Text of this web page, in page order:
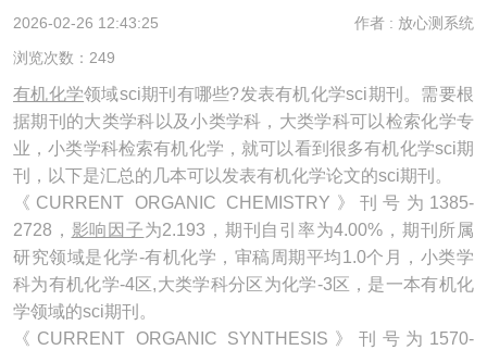
2026-02-26 12:43:25 作者 : 放心测系统
浏览次数：249
有机化学领域sci期刊有哪些?发表有机化学sci期刊。需要根
据期刊的大类学科以及小类学科，大类学科可以检索化学专
业，小类学科检索有机化学，就可以看到很多有机化学sci期
刊，以下是汇总的几本可以发表有机化学论文的sci期刊。
《CURRENT ORGANIC CHEMISTRY》刊号为1385-
2728， 影响因子为2.193，期刊自引率为4.00%，期刊所属
研究领域是化学-有机化学，审稿周期平均1.0个月，小类学
科为有机化学-4区,大类学科分区为化学-3区，是一本有机化
学领域的sci期刊。
《CURRENT ORGANIC SYNTHESIS》刊号为1570-